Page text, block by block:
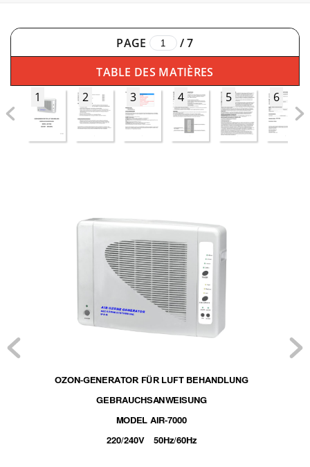
PAGE /7
TABLE DES MATIÈRES
1
2 3 4 5 6
OZON-GENERATOR FÜR LUFT BEHANDLUNG
GEBRAUCHSANWEISUNG
MODEL AIR-7000
220/240V    50Hz/60Hz